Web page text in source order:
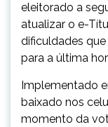
eleitorado a
atualizar o e-
dificuldades
para a última
Implementado
baixado nos
momento da